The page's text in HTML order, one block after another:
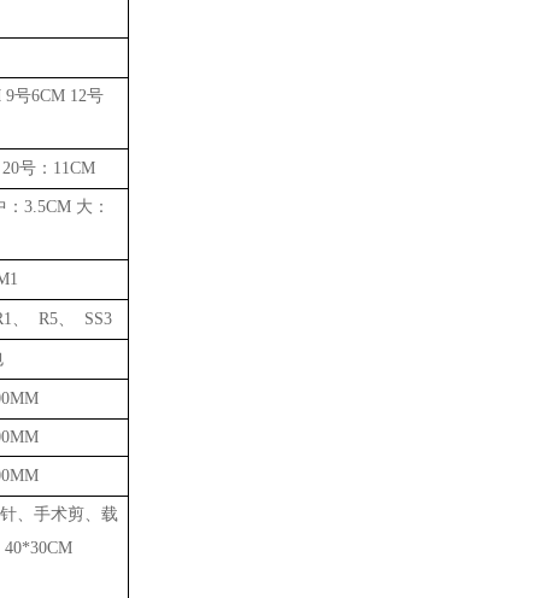
9号6CM 12号
号：11CM
3.5CM 大：
、 R5、 SS3
、手术剪、载